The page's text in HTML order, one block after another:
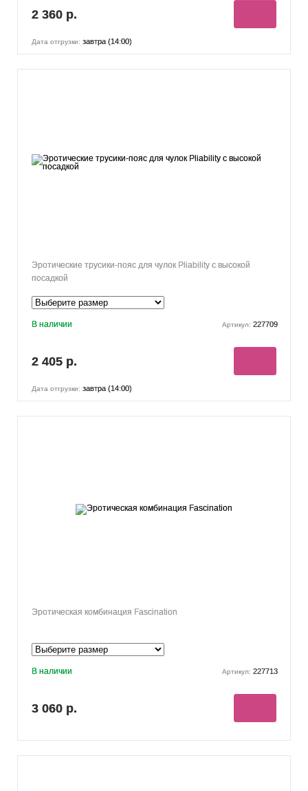
2 360 р.
Дата отгрузки: завтра (14:00)
Эротические трусики-пояс для чулок Pliability с высокой
посадкой
В наличии Артикул: 227709
2 405 р.
Дата отгрузки: завтра (14:00)
Эротическая комбинация Fascination
В наличии Артикул: 227713
3 060 р.